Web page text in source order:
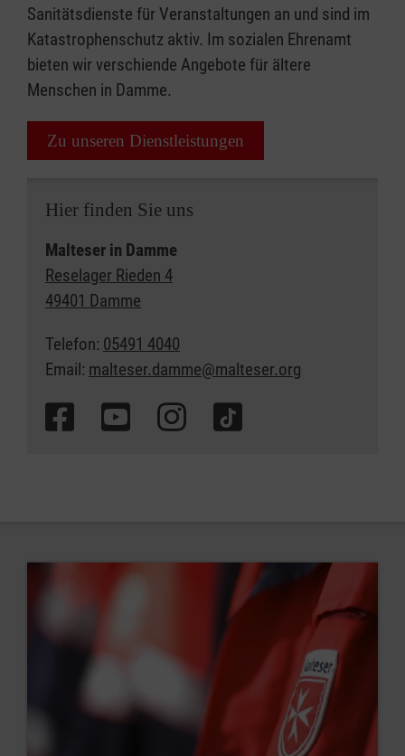
Sanitätsdienste für Veranstaltungen an und sind im
Katastrophenschutz aktiv. Im sozialen Ehrenamt
bieten wir verschiende Angebote für ältere
Menschen in Damme.
Zu unseren Dienstleistungen
Hier finden Sie uns
Malteser in Damme
Reselager Rieden 4
49401 Damme
Telefon: 05491 4040
Email: malteser.damme@malteser.org